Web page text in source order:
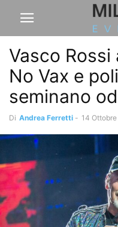
Vasco Rossi
No Vax e
seminano
Di Andrea Ferretti - 14 Ottobre